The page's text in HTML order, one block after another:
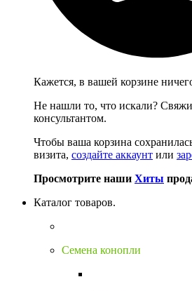
Кажется, в вашей корзине
Не нашли то, что искали?
консультантом.
Чтобы ваша корзина
визита, создайте аккаунт или
Просмотрите наши Хиты
Каталог товаров.
Семена конопли